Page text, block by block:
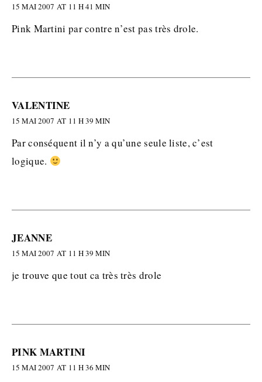
15 MAI 2007 AT 11 H 41 MIN
Pink Martini par contre n’est pas très drole.
VALENTINE
15 MAI 2007 AT 11 H 39 MIN
Par conséquent il n’y a qu’une seule liste, c’est
logique.
JEANNE
15 MAI 2007 AT 11 H 39 MIN
je trouve que tout ca très très drole
PINK MARTINI
15 MAI 2007 AT 11 H 36 MIN